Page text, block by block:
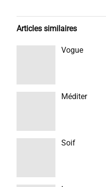
Articles similaires
Vogue
Méditer
Soif